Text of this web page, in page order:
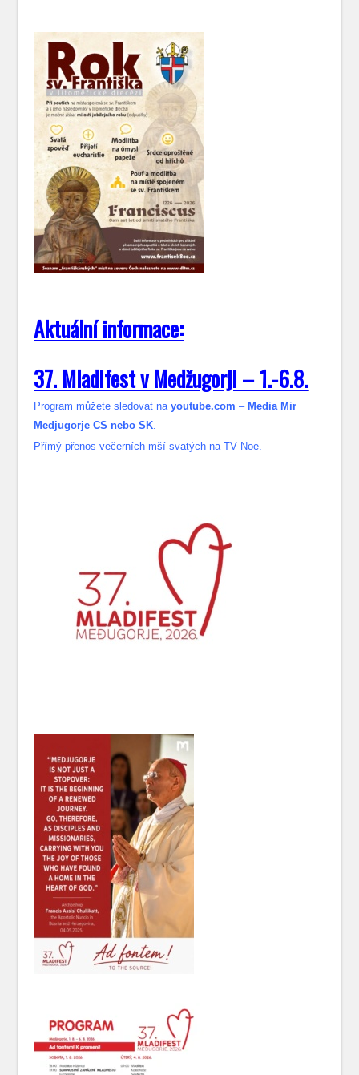
Aktuální informace:
37. Mladifest v Medžugorji – 1.-6.8.
Program můžete sledovat nayoutube.com – Media Mir
Medjugorje CS nebo SK.
Přímý přenos večerních mší svatých na TV Noe.